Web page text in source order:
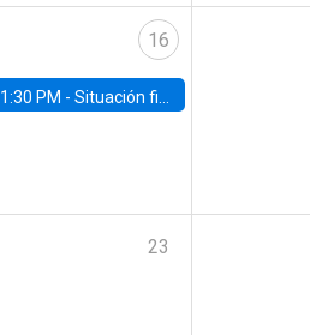
16
1:30 PM -Situación fiscal: cierre 2025 y perspectivas de mediano plazo 2026–2030
23